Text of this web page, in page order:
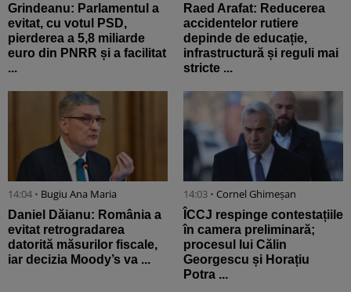
Grindeanu: Parlamentul a
evitat, cu votul PSD,
pierderea a 5,8 miliarde
euro din PNRR și a facilitat
...
Raed Arafat: Reducerea
accidentelor rutiere
depinde de educație,
infrastructură și reguli mai
stricte ...
14:04 • Bugiu ⁠Ana Maria
Daniel Dăianu: România a
evitat retrogradarea
datorită măsurilor fiscale,
iar decizia Moody’s va ...
14:03 • Cornel Ghimeșan
ÎCCJ respinge contestațiile
în camera preliminară;
procesul lui Călin
Georgescu și Horațiu
Potra ...